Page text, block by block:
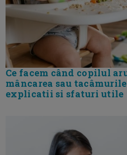
Ce facem când copilul
mâncarea sau
explicatii si sfaturi utile